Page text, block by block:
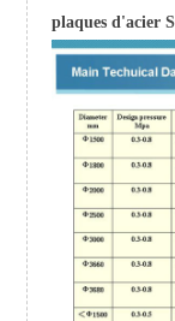
plaques d'acier